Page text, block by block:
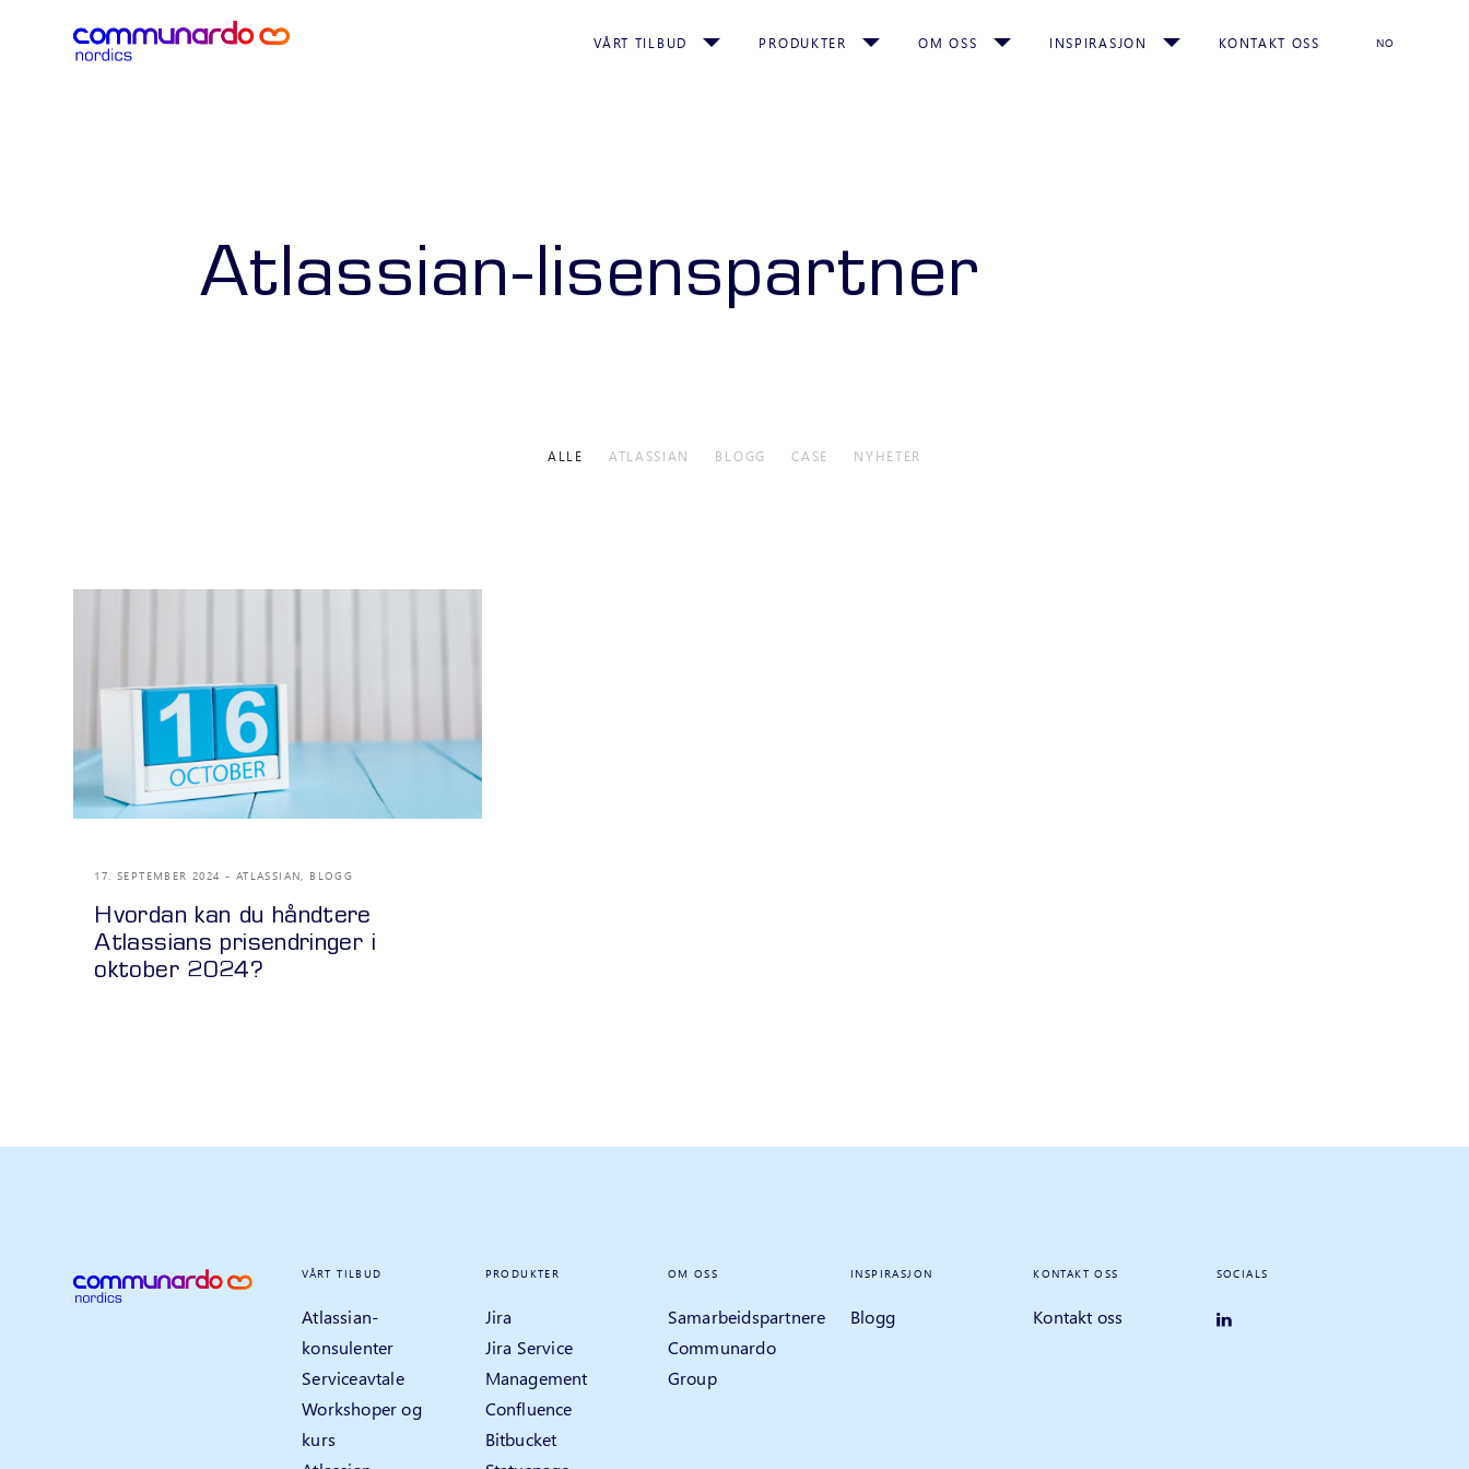
VÅRT TILBUD PRODUKTER OM OSS INSPIRASJON KONTAKT OSS NO
Atlassian-lisenspartner
ALLE ATLASSIAN BLOGG CASE NYHETER
17. SEPTEMBER 2024 ATLASSIAN BLOGG
Hvordan kan du håndtere
Atlassians prisendringer i
oktober 2024?
VÅRT TILBUD
Atlassian-
konsulenter
Serviceavtale
Workshoper og
kurs
PRODUKTER
Jira
Jira Service
Management
Confluence
Bitbucket
OM OSS
Samarbeidspartnere
Communardo
Group
INSPIRASJON
Blogg
KONTAKT OSS
Kontakt oss
SOCIALS